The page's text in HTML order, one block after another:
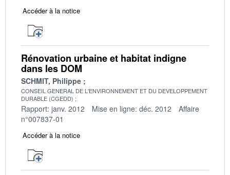
Accéder à la notice
Rénovation urbaine et habitat indigne
dans les DOM
SCHMIT, Philippe
CONSEIL GENERAL DE L'ENVIRONNEMENT ET DU DEVELOPPEMENT
DURABLE (CGEDD)
Rapport: janv. 2012 Mise en ligne: déc. 2012
Affaire
n°007837-01
Accéder à la notice